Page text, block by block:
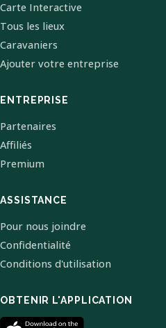
Carte Interactive
Tous les lieux
Caravaniers
Ajouter votre entreprise
ENTREPRISE
Partenaires
Affiliés
Premium
ASSISTANCE
Pour nous joindre
Confidentialité
Conditions d'utilisation
OBTENIR L'APPLICATION